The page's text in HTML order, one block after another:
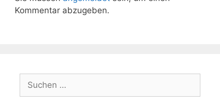
Kommentar abzugeben.
nach: